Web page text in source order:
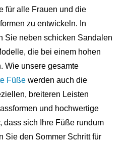
für alle Frauen und die
zu entwickeln. In
Sie neben schicken Sandalen
die bei einem hohen
Wie unsere gesamte
Füße werden auch die
breiteren Leisten
und hochwertige
dass sich Ihre Füße rundum
Sie den Sommer Schritt für